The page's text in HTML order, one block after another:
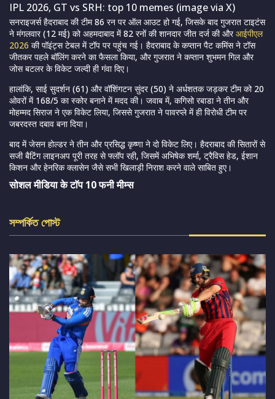
IPL 2026, GT vs SRH: top 10 memes (image via X)
सनराइजर्स हैदराबाद की टीम 86 रन पर ऑल आउट हो गई, जिसके बाद गुजरात टाइटंस
ने मंगलवार (12 मई) को अहमदाबाद में 82 रनों की शानदार जीत दर्ज की औरआईपीएल
2026 की पॉइंट्स टेबल में टॉप पर पहुंच गई। हैदराबाद के कप्तान पैट कमिंस ने टॉस
जीतकर पहले बॉलिंग करने का फैसला किया, और गुजरात ने कप्तान शुभमन गिल और
जोस बटलर के विकेट जल्दी ही गंवा दिए।
हालांकि, साई सुदर्शन (61) और वॉशिंगटन सुंदर (50) ने अर्धशतक जड़कर टीम को 20
ओवरों में 168/5 का स्कोर बनाने में मदद की। जवाब में, कगिसो रबाडा ने तीन और
मोहम्मद सिराज ने एक विकेट लिया, जिससे गुजरात ने पावरप्ले में ही विरोधी टीम पर
जबरदस्त दबाव बना दिया।
बाद में जेसन होल्डर ने तीन और प्रसिद्ध कृष्णा ने दो विकेट लिए। हैदराबाद की सितारों से
सजी बैटिंग लाइनअप पूरी तरह से फ्लॉप रही, जिसमें अभिषेक शर्मा, ट्रैविस हेड, ईशान
किशन और हेनरिक क्लासेन जैसे सभी खिलाड़ी निराश करने वाले साबित हुए।
सोशल मीडिया के टाॅप 10 फनी मीम्स
সম্পর্কিত পোস্ট